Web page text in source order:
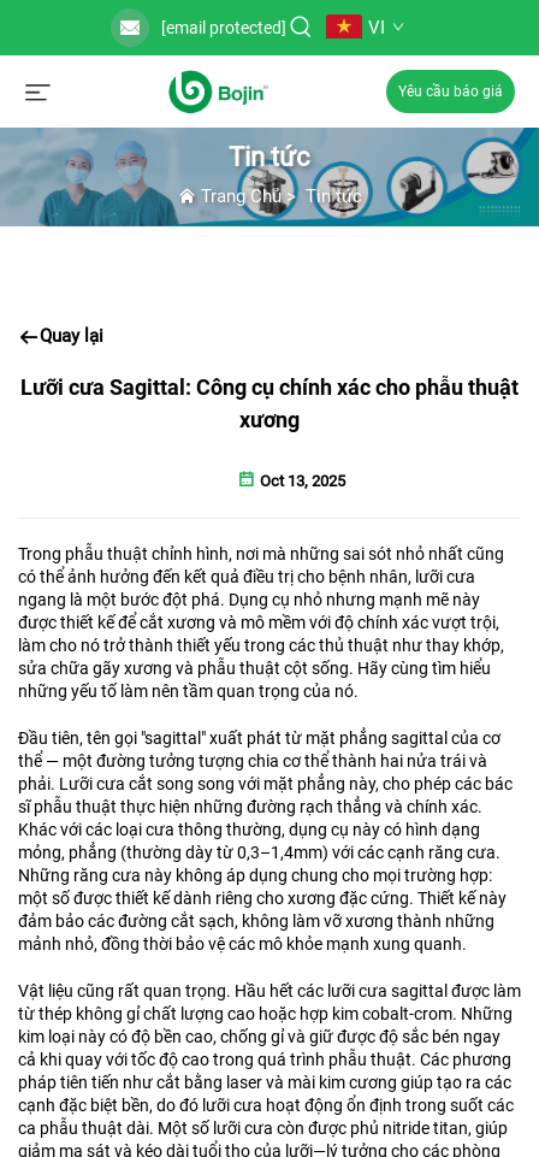
[email protected] VI
Yêu cầu báo giá
Tin tức
Trang Chủ> Tin tức
Quay lại
Lưỡi cưa Sagittal: Công cụ chính xác cho phẫu thuật
xương
Oct 13, 2025
Trong phẫu thuật chỉnh hình, nơi mà những sai sót nhỏ nhất cũng
có thể ảnh hưởng đến kết quả điều trị cho bệnh nhân, lưỡi cưa
ngang là một bước đột phá. Dụng cụ nhỏ nhưng mạnh mẽ này
được thiết kế để cắt xương và mô mềm với độ chính xác vượt trội,
làm cho nó trở thành thiết yếu trong các thủ thuật như thay khớp,
sửa chữa gãy xương và phẫu thuật cột sống. Hãy cùng tìm hiểu
những yếu tố làm nên tầm quan trọng của nó.
Đầu tiên, tên gọi "sagittal" xuất phát từ mặt phẳng sagittal của cơ
thể — một đường tưởng tượng chia cơ thể thành hai nửa trái và
phải. Lưỡi cưa cắt song song với mặt phẳng này, cho phép các bác
sĩ phẫu thuật thực hiện những đường rạch thẳng và chính xác.
Khác với các loại cưa thông thường, dụng cụ này có hình dạng
mỏng, phẳng (thường dày từ 0,3–1,4mm) với các cạnh răng cưa.
Những răng cưa này không áp dụng chung cho mọi trường hợp:
một số được thiết kế dành riêng cho xương đặc cứng. Thiết kế này
đảm bảo các đường cắt sạch, không làm vỡ xương thành những
mảnh nhỏ, đồng thời bảo vệ các mô khỏe mạnh xung quanh.
Vật liệu cũng rất quan trọng. Hầu hết các lưỡi cưa sagittal được làm
từ thép không gỉ chất lượng cao hoặc hợp kim cobalt-crom. Những
kim loại này có độ bền cao, chống gỉ và giữ được độ sắc bén ngay
cả khi quay với tốc độ cao trong quá trình phẫu thuật. Các phương
pháp tiên tiến như cắt bằng laser và mài kim cương giúp tạo ra các
cạnh đặc biệt bền, do đó lưỡi cưa hoạt động ổn định trong suốt các
ca phẫu thuật dài. Một số lưỡi cưa còn được phủ nitride titan, giúp
giảm ma sát và kéo dài tuổi thọ của lưỡi—lý tưởng cho các phòng